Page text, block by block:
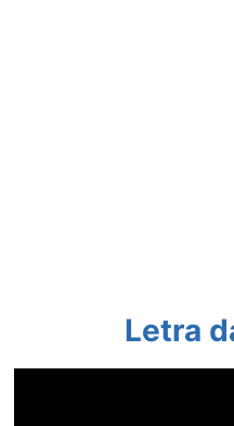
Letra